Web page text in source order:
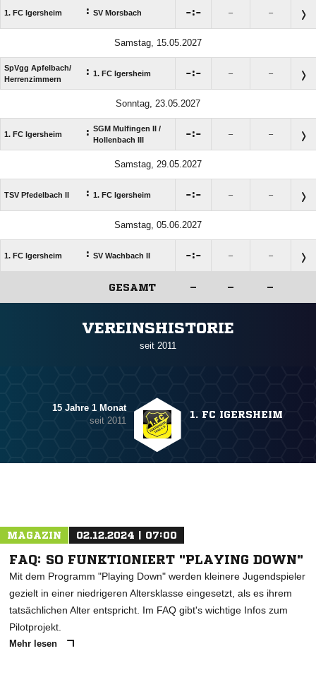
1. FC Igersheim : SV Morsbach : – –
Samstag, 15.05.2027
SpVgg Apfelbach/​
Herrenzimmern
: 1. FC Igersheim : – –
Sonntag, 23.05.2027
1. FC Igersheim : SGM Mulfingen II /​
Hollenbach III
: – –
Samstag, 29.05.2027
TSV Pfedelbach II : 1. FC Igersheim : – –
Samstag, 05.06.2027
1. FC Igersheim : SV Wachbach II : – –
GESAMT – – –
VEREINSHISTORIE
seit 2011
15 Jahre 1 Monat
seit 2011
1. FC IGERSHEIM
MAGAZIN 02.12.2024 | 07:00
FAQ: SO FUNKTIONIERT "PLAYING DOWN"
Mit dem Programm "Playing Down" werden kleinere Jugendspieler
gezielt in einer niedrigeren Altersklasse eingesetzt, als es ihrem
tatsächlichen Alter entspricht. Im FAQ gibt's wichtige Infos zum
Pilotprojekt.
Mehr lesen